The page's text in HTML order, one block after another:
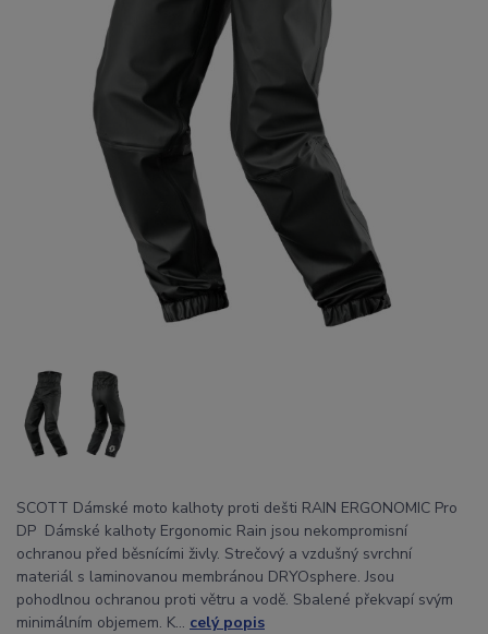
SCOTT Dámské moto kalhoty proti dešti RAIN ERGONOMIC Pro
DP Dámské kalhoty Ergonomic Rain jsou nekompromisní
ochranou před běsnícími živly. Strečový a vzdušný svrchní
materiál s laminovanou membránou DRYOsphere. Jsou
pohodlnou ochranou proti větru a vodě. Sbalené překvapí svým
minimálním objemem. K... celý popis